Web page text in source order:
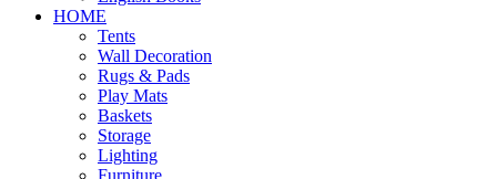
HOME
Tents
Wall Decoration
Rugs & Pads
Play Mats
Baskets
Storage
Lighting
Furniture